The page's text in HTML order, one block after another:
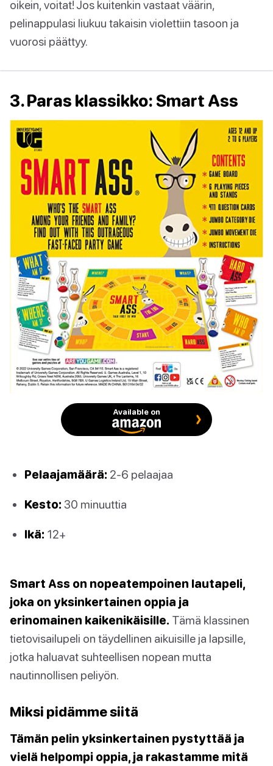
oikein, voitat! Jos kuitenkin vastaat väärin,
pelinappulasi liukuu takaisin violettiin tasoon ja
vuorosi päättyy.
3. Paras klassikko: Smart Ass
Available on
Pelaajamäärä: 2-6 pelaajaa
Kesto: 30 minuuttia
Ikä: 12+
Smart Ass on nopeatempoinen lautapeli,
joka on yksinkertainen oppia ja
erinomainen kaikenikäisille. Tämä klassinen
tietovisailupeli on täydellinen aikuisille ja lapsille,
jotka haluavat suhteellisen nopean mutta
nautinnollisen peliyön.
Miksi pidämme siitä
Tämän pelin yksinkertainen pystyttää ja
vielä helpompi oppia, ja rakastamme mitä